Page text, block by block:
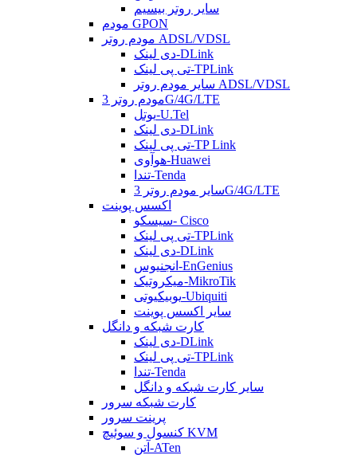
سایر روتر بیسیم
مودم GPON
مودم روتر ADSL/VDSL
دی لینک-DLink
تی پی لینک-TPLink
سایر مودم روتر ADSL/VDSL
مودم روتر 3G/4G/LTE
یوتل-U.Tel
دی لینک-DLink
تی پی لینک-TP Link
هوآوی-Huawei
تندا-Tenda
سایر مودم روتر 3G/4G/LTE
اکسس پوینت
سیسکو- Cisco
تی پی لینک-TPLink
دی لینک-DLink
انجنیوس-EnGenius
میکروتیک-MikroTik
یوبیکیوتی-Ubiquiti
سایر اکسس پوینت
کارت شبکه و دانگل
دی لینک-DLink
تی پی لینک-TPLink
تندا-Tenda
سایر کارت شبکه و دانگل
کارت شبکه سرور
پرینت سرور
کنسول و سوئیچ KVM
آتن-ATen